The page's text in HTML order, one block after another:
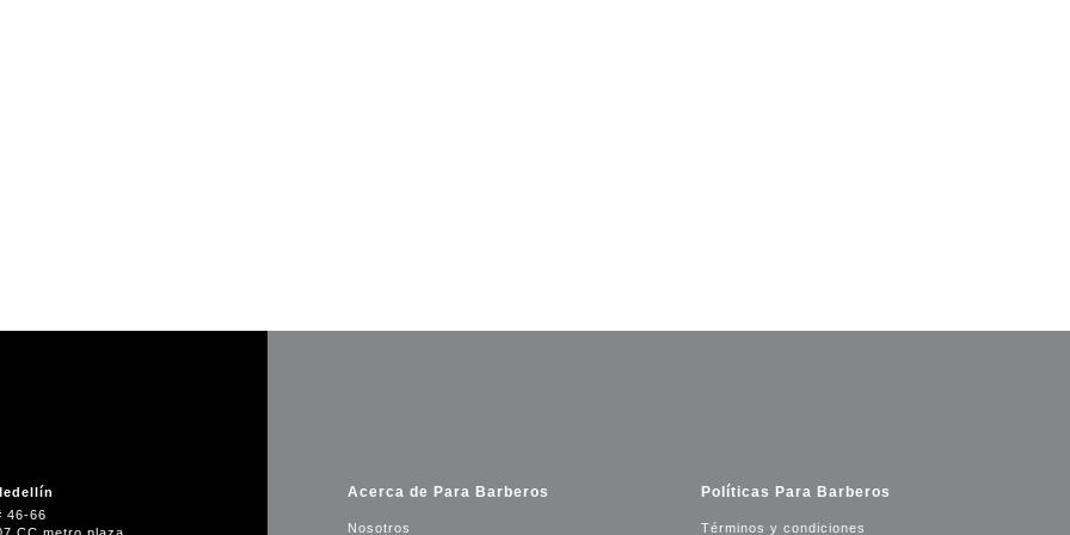
46-66
Acerca de Para Barberos
Nosotros
Políticas Para Barberos
Términos y condiciones